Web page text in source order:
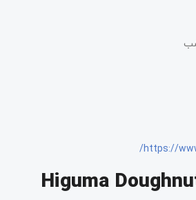
https://
Higuma